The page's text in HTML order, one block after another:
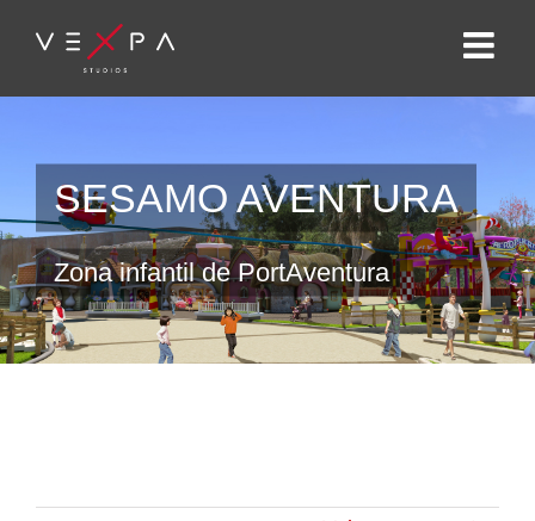
SESAMO AVENTURA
Zona infantil de PortAventura